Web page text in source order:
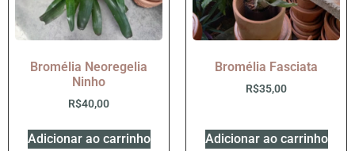
Bromélia Neoregelia
Ninho
R$40,00
Adicionar ao carrinho
Bromélia Fasciata
R$35,00
Adicionar ao carrinho